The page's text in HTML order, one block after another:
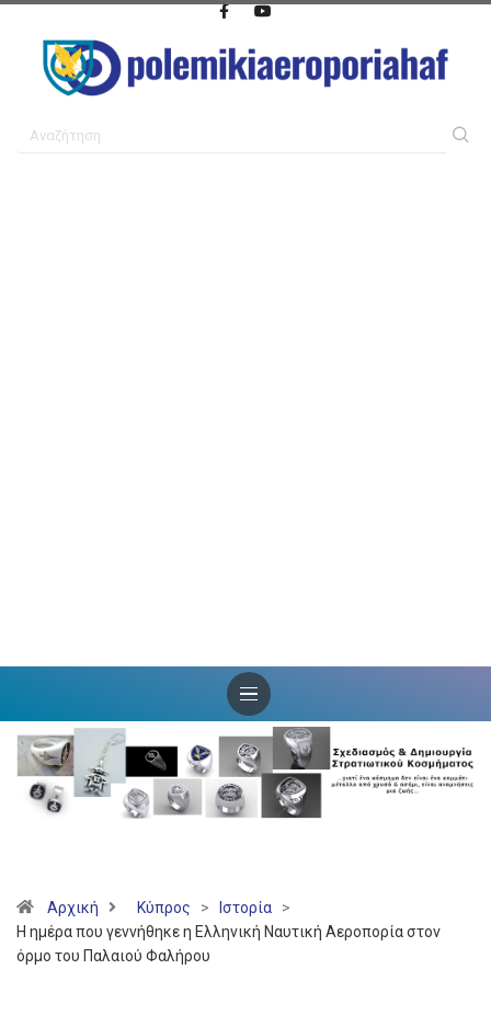
Αρχική Κύπρος > Ιστορία
>
Η ημέρα που γεννήθηκε η Ελληνική Ναυτική Αεροπορία στον
όρμο του Παλαιού Φαλήρου